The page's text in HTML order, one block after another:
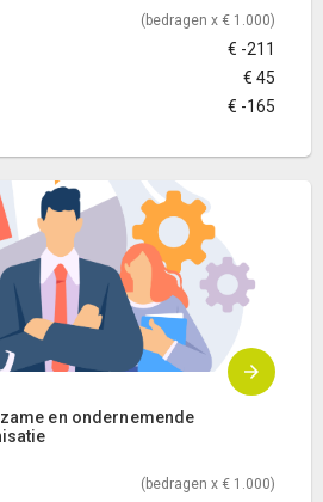
(bedragen x € 1.000)
€ -211
€ 45
€ -165
en ondernemende
(bedragen x € 1.000)